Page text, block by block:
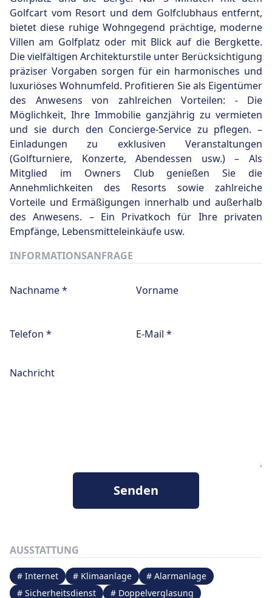
Golfcart vom Resort und dem Golfclubhaus entfernt,
bietet diese ruhige Wohngegend prächtige, moderne
Villen am Golfplatz oder mit Blick auf die Bergkette.
Die vielfältigen Architekturstile unter Berücksichtigung
präziser Vorgaben sorgen für ein harmonisches und
luxuriöses Wohnumfeld. Profitieren Sie als Eigentümer
des Anwesens von zahlreichen Vorteilen: - Die
Möglichkeit, Ihre Immobilie ganzjährig zu vermieten
und sie durch den Concierge-Service zu pflegen. –
Einladungen zu exklusiven Veranstaltungen
(Golfturniere, Konzerte, Abendessen usw.) – Als
Mitglied im Owners Club genießen Sie die
Annehmlichkeiten des Resorts sowie zahlreiche
Vorteile und Ermäßigungen innerhalb und außerhalb
des Anwesens. – Ein Privatkoch für Ihre privaten
Empfänge, Lebensmitteleinkäufe usw.
INFORMATIONSANFRAGE
Nachname * Vorname
Telefon * E-Mail *
Nachricht
Senden
AUSSTATTUNG
# Internet # Klimaanlage
# Alarmanlage
# Sicherheitsdienst
# Doppelverglasung